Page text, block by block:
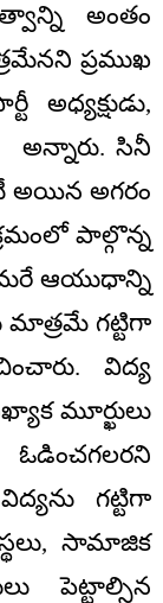
అంతం
ప్రముఖ
సినీ
అయిన అగరం
పాల్గొన్న
ఆయుధాన్ని
మాత్రమే గట్టిగా
విద్య
మూర్ఖులు
గట్టిగా
సామాజిక
పెట్టాల్సిన